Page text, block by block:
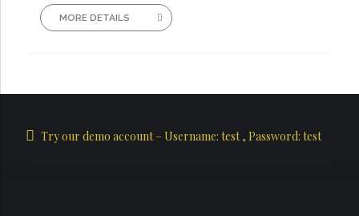
MORE DETAILS
Try our demo account – Username: test , Password: test